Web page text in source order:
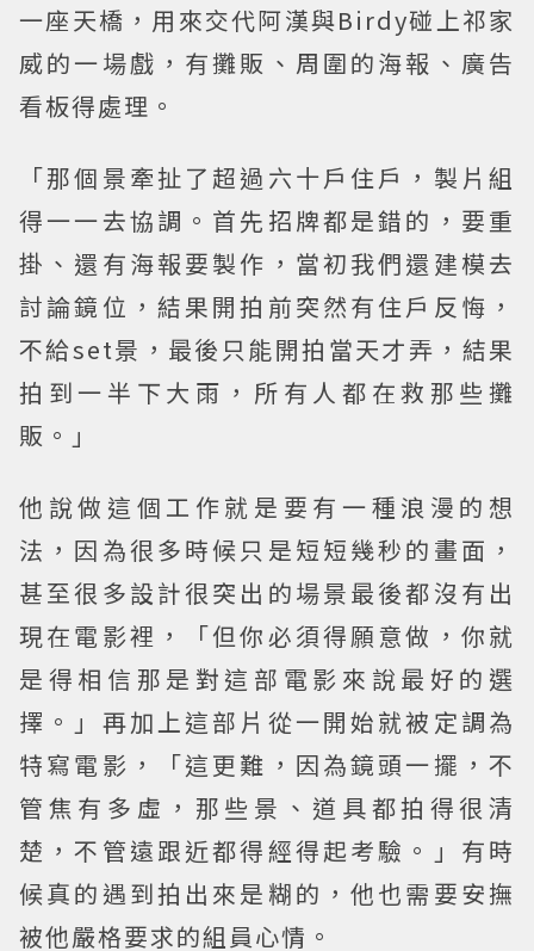
一座天橋，用來交代阿漢與Birdy碰上祁家
威的一場戲，有攤販、周圍的海報、廣告
看板得處理。
「那個景牽扯了超過六十戶住戶，製片組
得一一去協調。首先招牌都是錯的，要重
掛、還有海報要製作，當初我們還建模去
討論鏡位，結果開拍前突然有住戶反悔，
不給set景，最後只能開拍當天才弄，結果
拍到一半下大雨，所有人都在救那些攤
販。」
他說做這個工作就是要有一種浪漫的想
法，因為很多時候只是短短幾秒的畫面，
甚至很多設計很突出的場景最後都沒有出
現在電影裡，「但你必須得願意做，你就
是得相信那是對這部電影來說最好的選
擇。」再加上這部片從一開始就被定調為
特寫電影，「這更難，因為鏡頭一擺，不
管焦有多虛，那些景、道具都拍得很清
楚，不管遠跟近都得經得起考驗。」有時
候真的遇到拍出來是糊的，他也需要安撫
被他嚴格要求的組員心情。